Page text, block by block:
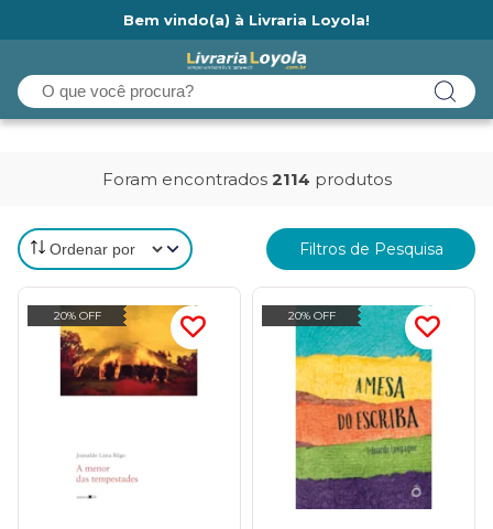
Bem vindo(a) à Livraria Loyola!
Foram encontrados 2114 produtos
Filtros de Pesquisa
20% OFF 20% OFF